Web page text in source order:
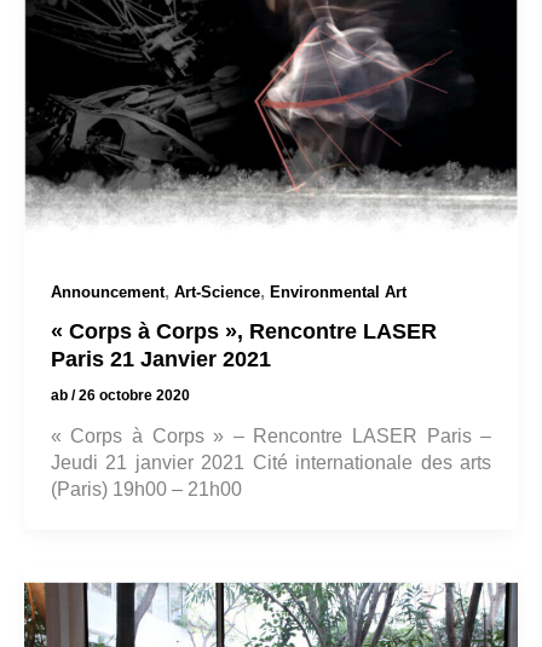
Announcement, Art-Science, Environmental Art
« Corps à Corps », Rencontre LASER
Paris 21 Janvier 2021
ab /26 octobre 2020
« Corps à Corps » – Rencontre LASER Paris –
Jeudi 21 janvier 2021 Cité internationale des arts
(Paris) 19h00 – 21h00